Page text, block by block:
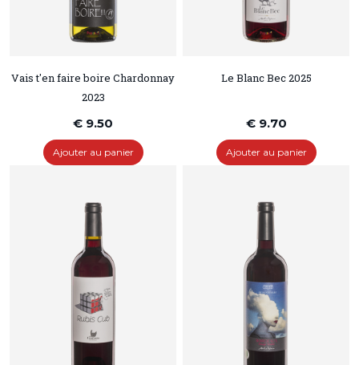
Vais t'en faire boire Chardonnay
2023
€ 9.50
Ajouter au panier
Le Blanc Bec 2025
€ 9.70
Ajouter au panier